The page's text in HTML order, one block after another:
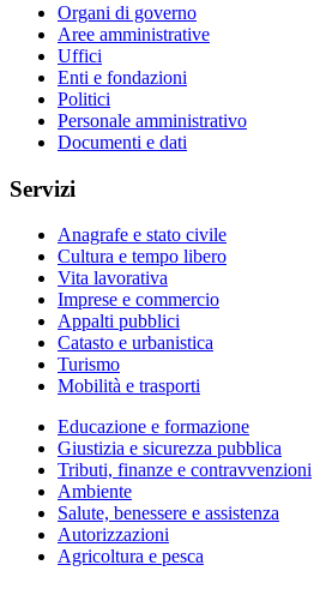
Organi di governo
Aree amministrative
Uffici
Enti e fondazioni
Politici
Personale amministrativo
Documenti e dati
Servizi
Anagrafe e stato civile
Cultura e tempo libero
Vita lavorativa
Imprese e commercio
Appalti pubblici
Catasto e urbanistica
Turismo
Mobilità e trasporti
Educazione e formazione
Giustizia e sicurezza pubblica
Tributi, finanze e contravvenzioni
Ambiente
Salute, benessere e assistenza
Autorizzazioni
Agricoltura e pesca